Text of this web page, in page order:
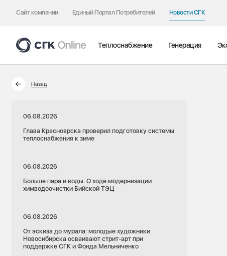
Сайт компании Единый Портал Потребителей Новости СГК
Теплоснабжение Генерация
Назад
06.08.2026
Глава Красноярска проверил подготовку системы
теплоснабжения к зиме
06.08.2026
Больше пара и воды. О ходе модернизации
химводоочистки Бийской ТЭЦ
06.08.2026
От эскиза до мурала: молодые художники
Новосибирска осваивают стрит-арт при
поддержке СГК и Фонда Мельниченко